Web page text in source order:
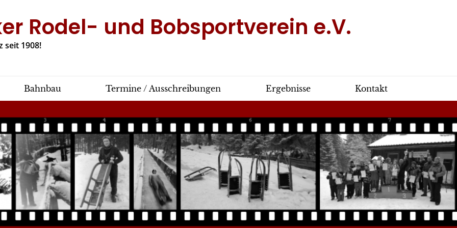
Rodel- und Bobsportverein e.V.
seit 1908!
Bahnbau Termine / Ausschreibungen Ergebnisse Kontakt